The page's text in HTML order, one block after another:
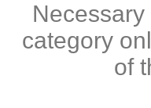
category
of